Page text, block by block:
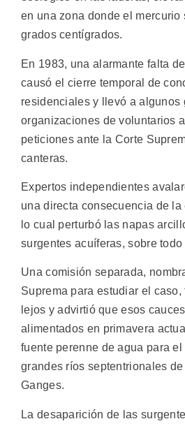
en una zona donde el mercurio
grados centígrados.
En 1983, una alarmante falta
causó el cierre temporal de
residenciales y llevó a algunos
organizaciones de voluntarios
peticiones ante la Corte
canteras.
Expertos independientes
una directa consecuencia de
lo cual perturbó las napas
surgentes acuíferas, sobre
Una comisión separada,
Suprema para estudiar el caso,
lejos y advirtió que esos
alimentados en primavera
fuente perenne de agua para
grandes ríos septentrionales
Ganges.
La desaparición de las